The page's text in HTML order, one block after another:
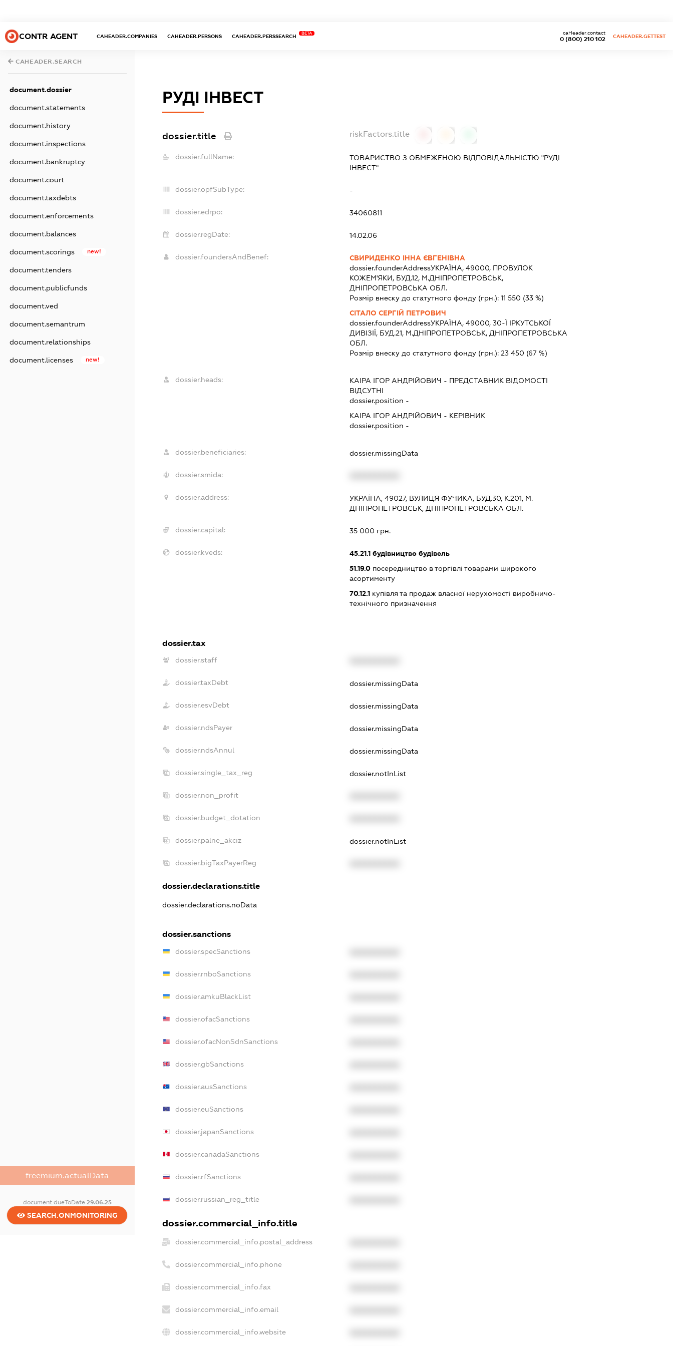
CONTR AGENT CAHEADER.COMPANIES CAHEADER.PERSONS CAHEADER.PERSSEARCH
BETA
0 (800) 210 102
caHeader.contact
CAHEADER.GETTEST
CAHEADER.SEARCH
document.dossier
document.statements
document.history
document.inspections
document.bankruptcy
document.court
document.taxdebts
document.enforcements
document.balances
document.scorings new!
document.tenders
document.publicfunds
document.ved
document.semantrum
document.relationships
document.licenses new!
freemium.actualData
document.dueToDate 29.06.25
SEARCH.ONMONITORING
РУДІ ІНВЕСТ
dossier.title riskFactors.title
dossier.fullName:
ТОВАРИСТВО З ОБМЕЖЕНОЮ ВІДПОВІДАЛЬНІСТЮ "РУДІ
ІНВЕСТ"
dossier.opfSubType: -
dossier.edrpo: 34060811
dossier.regDate: 14.02.06
dossier.foundersAndBenef:
СВИРИДЕНКО ІННА ЄВГЕНІВНА
dossier.founderAddressУКРАЇНА, 49000, ПРОВУЛОК
КОЖЕМ'ЯКИ, БУД.12, М.ДНІПРОПЕТРОВСЬК,
ДНІПРОПЕТРОВСЬКА ОБЛ.
Розмір внеску до статутного фонду (грн.): 11 550 (33 %)
СІТАЛО СЕРГІЙ ПЕТРОВИЧ
dossier.founderAddressУКРАЇНА, 49000, 30-Ї ІРКУТСЬКОЇ
ДИВІЗІЇ, БУД.21, М.ДНІПРОПЕТРОВСЬК, ДНІПРОПЕТРОВСЬКА
ОБЛ.
Розмір внеску до статутного фонду (грн.): 23 450 (67 %)
dossier.heads: КАІРА ІГОР АНДРІЙОВИЧ - ПРЕДСТАВНИК ВІДОМОСТІ
ВІДСУТНІ
dossier.position -
КАІРА ІГОР АНДРІЙОВИЧ - КЕРІВНИК
dossier.position -
dossier.beneficiaries: dossier.missingData
dossier.smida:
dossier.address:
УКРАЇНА, 49027, ВУЛИЦЯ ФУЧИКА, БУД.30, К.201, М.
ДНІПРОПЕТРОВСЬК, ДНІПРОПЕТРОВСЬКА ОБЛ.
dossier.capital: 35 000 грн.
dossier.kveds: 45.21.1будівництво будівель
51.19.0посередництво в торгівлі товарами широкого
асортименту
70.12.1купівля та продаж власної нерухомості виробничо-
технічного призначення
dossier.tax
dossier.staff
dossier.taxDebt dossier.missingData
dossier.esvDebt dossier.missingData
dossier.ndsPayer dossier.missingData
dossier.ndsAnnul dossier.missingData
dossier.single_tax_reg dossier.notInList
dossier.non_profit
dossier.budget_dotation
dossier.palne_akciz dossier.notInList
dossier.bigTaxPayerReg
dossier.declarations.title
dossier.declarations.noData
dossier.sanctions
dossier.specSanctions
dossier.rnboSanctions
dossier.amkuBlackList
dossier.ofacSanctions
dossier.ofacNonSdnSanctions
dossier.gbSanctions
dossier.ausSanctions
dossier.euSanctions
dossier.japanSanctions
dossier.canadaSanctions
dossier.rfSanctions
dossier.russian_reg_title
dossier.commercial_info.title
dossier.commercial_info.postal_address
dossier.commercial_info.phone
dossier.commercial_info.fax
dossier.commercial_info.email
dossier.commercial_info.website